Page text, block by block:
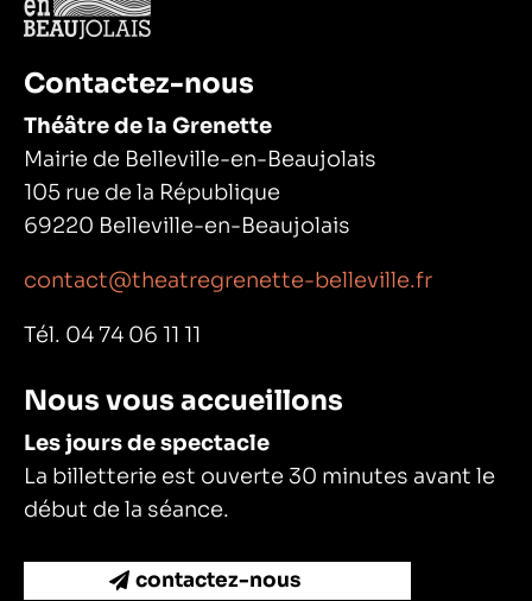
Contactez-nous
Théâtre de la Grenette
Mairie de Belleville-en-Beaujolais
105 rue de la République
69220 Belleville-en-Beaujolais
contact@theatregrenette-belleville.fr
Tél. 04 74 06 11 11
Nous vous accueillons
Les jours de spectacle
La billetterie est ouverte 30 minutes avant le
début de la séance.
contactez-nous